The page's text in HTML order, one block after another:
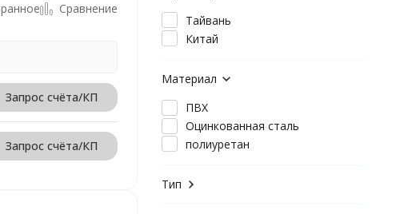
Сравнение
Запрос счёта/КП
Запрос счёта/КП
Тайвань
Китай
Материал
ПВХ
Оцинкованная сталь
полиуретан
Тип